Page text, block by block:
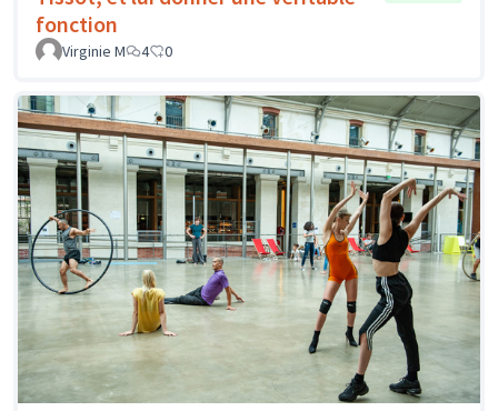
fonction
Virginie M 4 0